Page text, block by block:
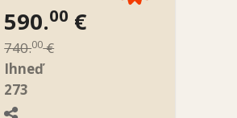
590.00 €
740.00€
Ihneď
273